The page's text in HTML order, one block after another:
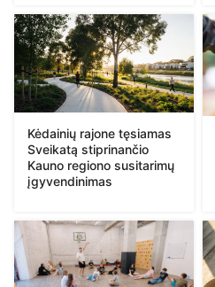
Kėdainių rajone tęsiamas
Sveikatą stiprinančio
Kauno regiono susitarimų
įgyvendinimas